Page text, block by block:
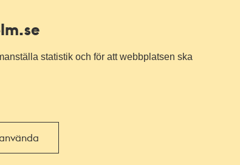
statistik och för att webbplatsen ska